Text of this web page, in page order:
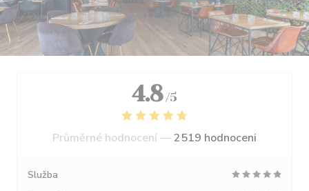
4.8 /5
Průměrné hodnocení —2519 hodnoceni
Služba